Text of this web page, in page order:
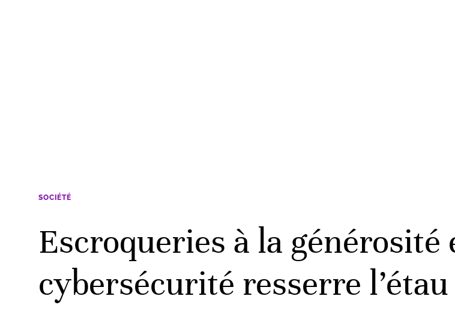
SOCIÉTÉ
Escroqueries à la générosité
cybersécurité resserre l’étau